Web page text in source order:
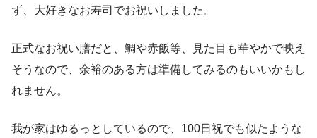
ず、大好きなお寿司でお祝いしました。
正式なお祝い膳だと、鯛や赤飯等、見た目も華やかで映え
そうなので、余裕のある方は準備してみるのもいいかもし
れません。
我が家はゆるっとしているので、100日祝でも似たような